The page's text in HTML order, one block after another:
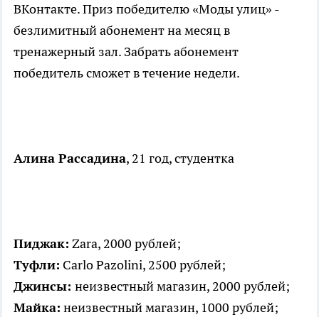
ВКонтакте. Приз победителю «Моды улиц» -
безлимитный абонемент на месяц в
тренажерный зал. Забрать абонемент
победитель сможет в течение недели.
Алина Рассадина, 21 год, студентка
Пиджак: Zara, 2000 рублей;
Туфли: Carlo Pazolini, 2500 рублей;
Джинсы: неизвестный магазин, 2000 рублей;
Майка: неизвестный магазин, 1000 рублей;